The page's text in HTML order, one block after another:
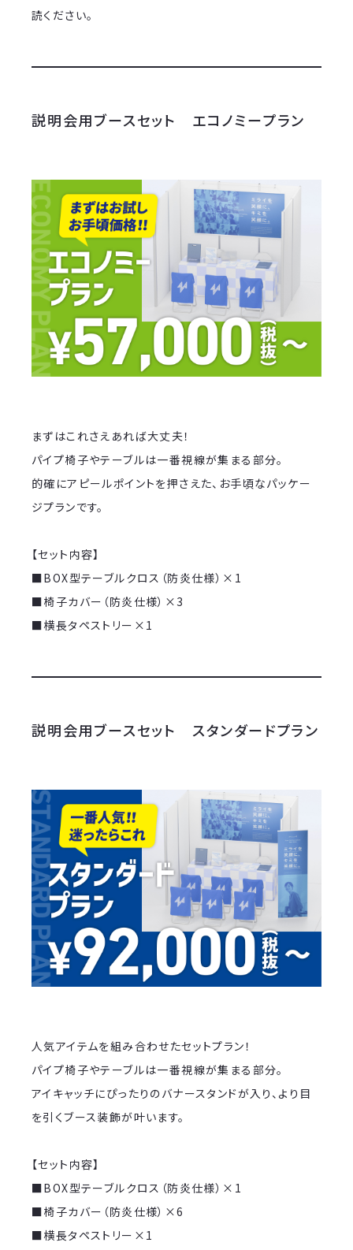
読ください。
説明会用ブースセット エコノミープラン
まずはこれさえあれば大丈夫！
パイプ椅子やテーブルは一番視線が集まる部分。
的確にアピールポイントを押さえた、お手頃なパッケー
ジプランです。
【セット内容】
■BOX型テーブルクロス（防炎仕様）×1
■椅子カバー（防炎仕様）×3
■横長タペストリー×1
説明会用ブースセット スタンダードプラン
人気アイテムを組み合わせたセットプラン！
パイプ椅子やテーブルは一番視線が集まる部分。
アイキャッチにぴったりのバナースタンドが入り、より目
を引くブース装飾が叶います。
【セット内容】
■BOX型テーブルクロス（防炎仕様）×1
■椅子カバー（防炎仕様）×6
■横長タペストリー×1